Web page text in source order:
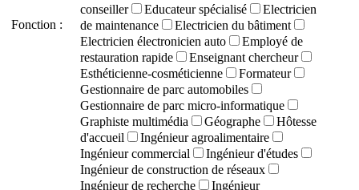
Fonction :
conseiller
Educateur spécialisé
Electricien
de maintenance
Electricien du bâtiment
Electricien électronicien auto
Employé de
restauration rapide
Enseignant chercheur
Esthéticienne-cosméticienne
Formateur
Gestionnaire de parc automobiles
Gestionnaire de parc micro-informatique
Graphiste multimédia
Géographe
Hôtesse
d'accueil
Ingénieur agroalimentaire
Ingénieur commercial
Ingénieur d'études
Ingénieur de construction de réseaux
Ingénieur de recherche
Ingénieur